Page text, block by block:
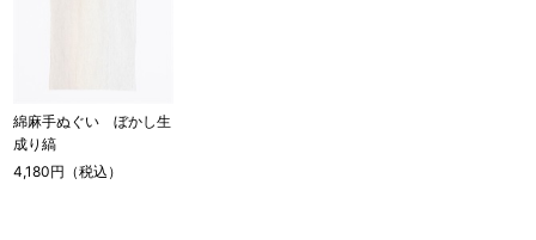
綿麻手ぬぐい ぼかし生
成り縞
4,180円（税込）